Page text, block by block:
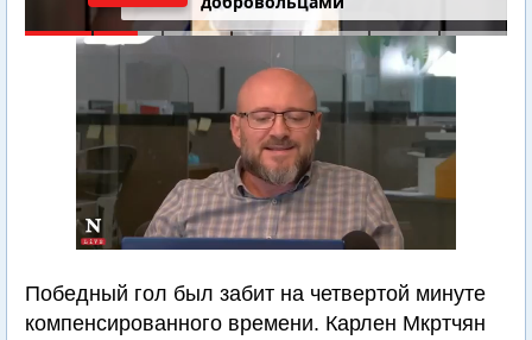
Победный гол был забит на четвертой минуте
компенсированного времени. Карлен Мкртчян